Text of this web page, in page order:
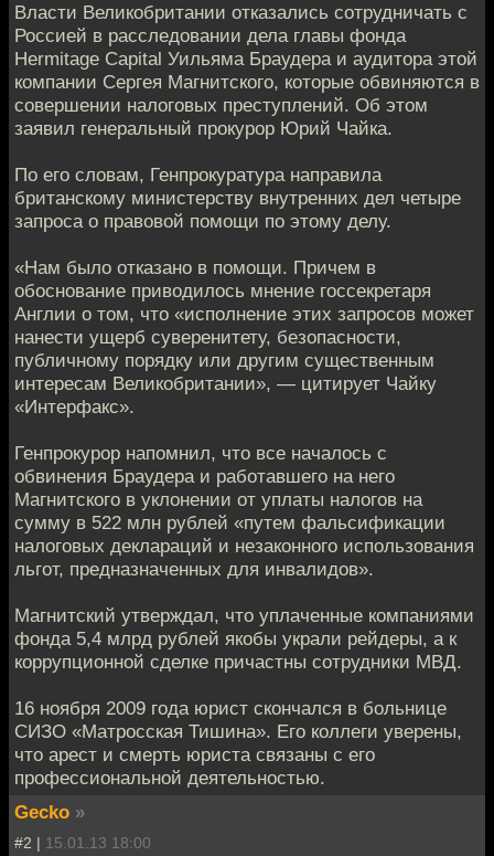
Власти Великобритании отказались сотрудничать с
Россией в расследовании дела главы фонда
Hermitage Capital Уильяма Браудера и аудитора этой
компании Сергея Магнитского, которые обвиняются в
совершении налоговых преступлений. Об этом
заявил генеральный прокурор Юрий Чайка.
По его словам, Генпрокуратура направила
британскому министерству внутренних дел четыре
запроса о правовой помощи по этому делу.
«Нам было отказано в помощи. Причем в
обоснование приводилось мнение госсекретаря
Англии о том, что «исполнение этих запросов может
нанести ущерб суверенитету, безопасности,
публичному порядку или другим существенным
интересам Великобритании», — цитирует Чайку
«Интерфакс».
Генпрокурор напомнил, что все началось с
обвинения Браудера и работавшего на него
Магнитского в уклонении от уплаты налогов на
сумму в 522 млн рублей «путем фальсификации
налоговых деклараций и незаконного использования
льгот, предназначенных для инвалидов».
Магнитский утверждал, что уплаченные компаниями
фонда 5,4 млрд рублей якобы украли рейдеры, а к
коррупционной сделке причастны сотрудники МВД.
16 ноября 2009 года юрист скончался в больнице
СИЗО «Матросская Тишина». Его коллеги уверены,
что арест и смерть юриста связаны с его
профессиональной деятельностью.
Gecko »
#2 | 15.01.13 18:00